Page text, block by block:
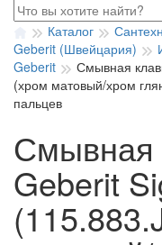
Каталог
Geberit (Швейцария)
Geberit
Смывная
(хром матовый/хром
пальцев
Смывная
Geberit